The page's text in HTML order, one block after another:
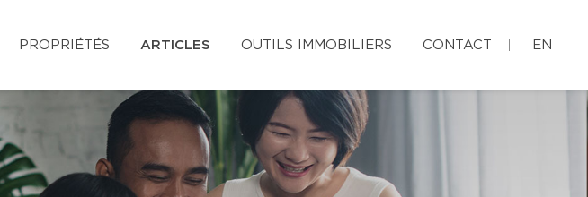
PROPRIÉTÉS ARTICLES OUTILS IMMOBILIERS CONTACT EN